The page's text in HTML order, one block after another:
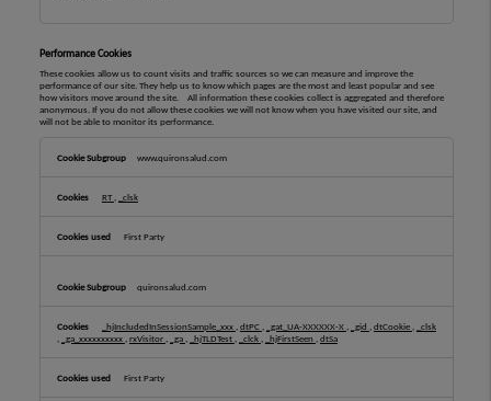
Performance Cookies
These cookies allow us to count visits and traffic sources so we can measure and improve the
performance of our site. They help us to know which pages are the most and least popular and see
how visitors move around the site. All information these cookies collect is aggregated and therefore
anonymous. If you do not allow these cookies we will not know when you have visited our site, and
will not be able to monitor its performance.
Cookies
www.quironsalud.com
RT _clsk
First Party
quironsalud.com
_hjIncludedInSessionSample_xxx dtPC _gat_UA-XXXXXX-X _gid dtCookie
_clsk
_ga_xxxxxxxxxx rxVisitor _ga _hjTLDTest _clck _hjFirstSeen dtSa
First Party